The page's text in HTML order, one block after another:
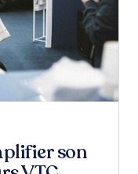
son